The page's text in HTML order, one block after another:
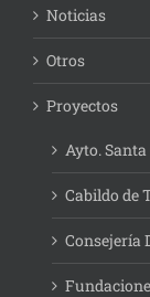
Noticias
Otros
Proyectos
Ayto.
Cabildo de
Consejería